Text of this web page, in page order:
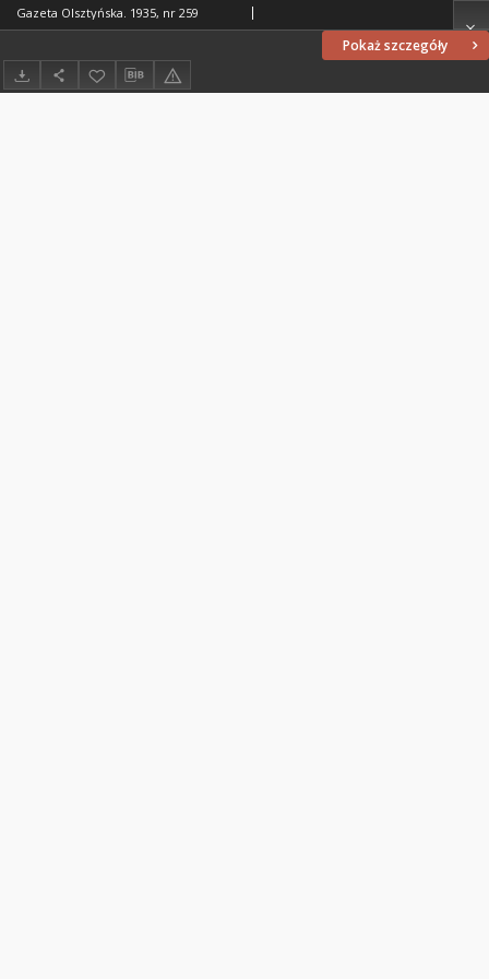
Pokaż szczegóły
Gazeta Olsztyńska. 1935, nr 259